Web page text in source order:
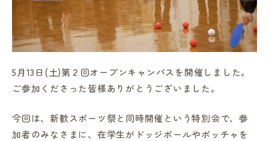
5月13日(土)第２回オープンキャンパスを開催しました。
ご参加くださった皆様ありがとうございました。
今回は、新歓スポーツ祭と同時開催という特別会で、参
加者のみなさまに、在学生がドッジボールやボッチャを